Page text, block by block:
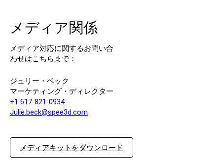
フォローする
X フェイスブックLinkedIn ユーチューブ
メディア関係
メディア対応に関するお問い合
わせはこちらまで：
ジュリー・ベック
マーケティング・ディレクター
+1 617-821-0934
Julie.beck@spee3d.com
メディアキットをダウンロード